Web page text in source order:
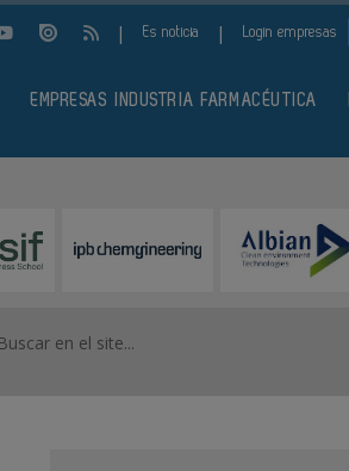
| Es noticia | Login empresas
EMPRESAS INDUSTRIA FARMACÉUTICA